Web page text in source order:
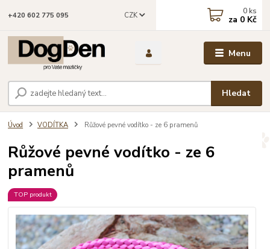
Menu
CZK
Hledat
+420 602 775 095 0 ks
za 0 Kč
Úvod VODÍTKA Růžové pevné vodítko - ze 6 pramenů
Růžové pevné vodítko - ze 6
pramenů
TOP produkt